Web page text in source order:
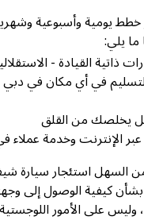
يومية وأسبوعية
يلي:
ذاتية القيادة -
في أي مكان في
يخلصك من القلق
الإنترنت وخدمة عملاء
استئجار سيارة
بشأن كيفية الوصول إلى
وليس على الأمور